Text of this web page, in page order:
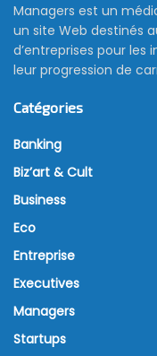
Managers est un
un site Web destinés
d’entreprises pour
leur progression de
Catégories
Banking
Biz’art & Cult
Business
Eco
Entreprise
Executives
Managers
Startups